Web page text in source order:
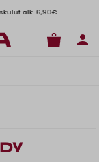
alk. 6,90€